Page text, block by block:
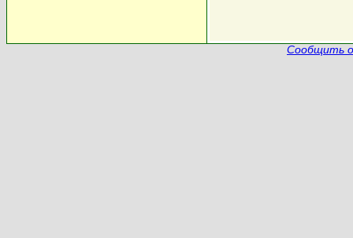
Сообщить о